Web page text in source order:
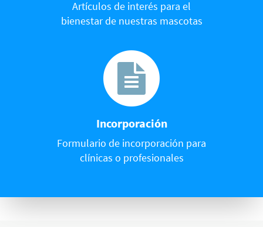
Artículos de interés para el
bienestar de nuestras mascotas
Incorporación
Formulario de incorporación para
clínicas o profesionales